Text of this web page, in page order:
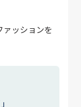
ァッションを